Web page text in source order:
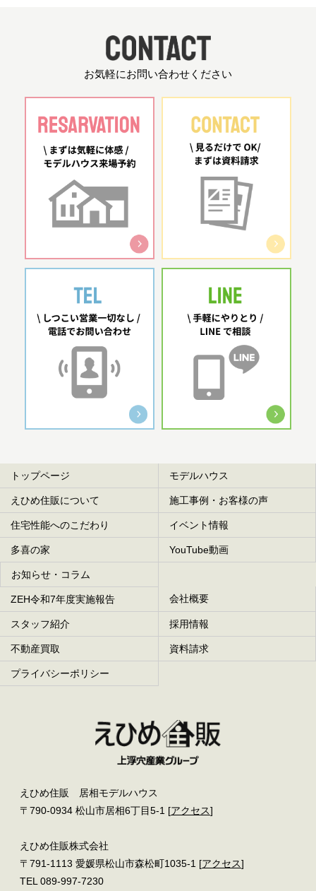
お気軽にお問い合わせください
トップページ モデルハウス
えひめ住販について 施工事例・お客様の声
住宅性能へのこだわり イベント情報
多喜の家 YouTube動画
お知らせ・コラム
ZEH令和7年度実施報告 会社概要
スタッフ紹介 採用情報
不動産買取 資料請求
プライバシーポリシー
えひめ住販 居相モデルハウス
〒790-0934 松山市居相6丁目5-1 [アクセス]
えひめ住販株式会社
〒791-1113 愛媛県松山市森松町1035-1 [アクセス]
TEL 089-997-7230